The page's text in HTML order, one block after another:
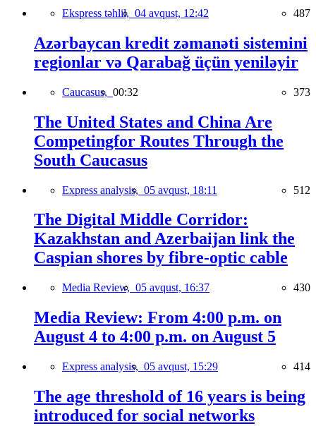
Ekspress təhlil, 04 avqust, 12:42 487
Azərbaycan kredit zəmanəti sistemini
regionlar və Qarabağ üçün yeniləyir
Caucasus, 00:32 373
The United States and China Are
Competingfor Routes Through the
South Caucasus
Express analysis, 05 avqust, 18:11 512
The Digital Middle Corridor:
Kazakhstan and Azerbaijan link the
Caspian shores by fibre-optic cable
Media Review, 05 avqust, 16:37 430
Media Review: From 4:00 p.m. on
August 4 to 4:00 p.m. on August 5
Express analysis, 05 avqust, 15:29 414
The age threshold of 16 years is being
introduced for social networks